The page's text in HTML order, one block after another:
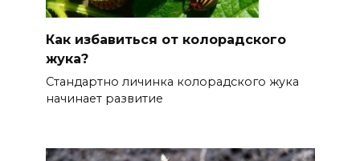
Как избавиться от колорадского
жука?
Стандартно личинка колорадского жука
начинает развитие